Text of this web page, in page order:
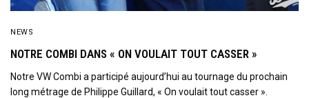
NEWS
NOTRE COMBI DANS « ON VOULAIT TOUT CASSER »
Notre VW Combi a participé aujourd’hui au tournage du prochain
long métrage de Philippe Guillard, « On voulait tout casser ».